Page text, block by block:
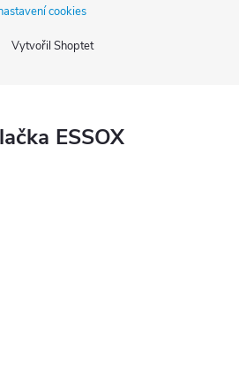
Vytvořil Shoptet
cookies
ESSOX